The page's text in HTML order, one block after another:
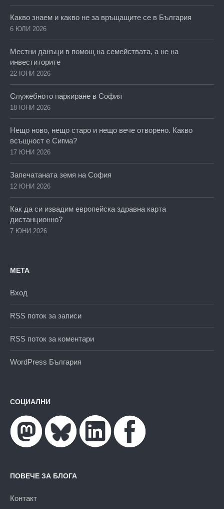
Какво знаем и какво не за връщащите се в България
6 ЮЛИ 2026
Местни данъци в помощ на семействата, а не на
инвеститорите
22 ЮНИ 2026
Служебното паркиране в София
18 ЮНИ 2026
Нещо ново, нещо старо и нещо вече отворено. Какво
всъщност е Сигма?
17 ЮНИ 2026
Запечатаната земя на София
12 ЮНИ 2026
Как да си извадим европейска здравна карта
дистанционно?
7 ЮНИ 2026
МЕТА
Вход
RSS поток за записи
RSS поток за коментари
WordPress България
СОЦИАЛНИ
ПОВЕЧЕ ЗА БЛОГА
Контакт